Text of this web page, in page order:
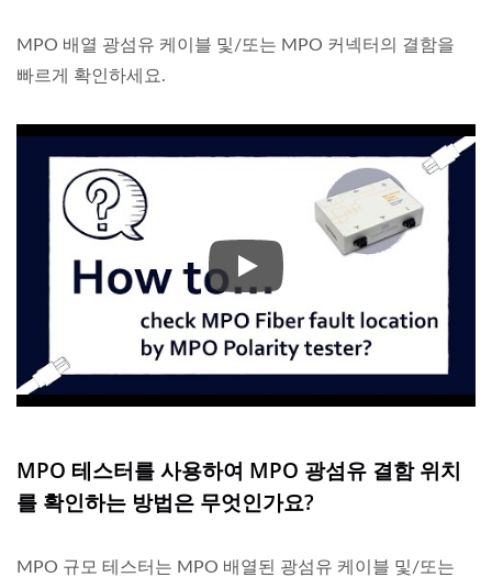
MPO 배열 광섬유 케이블 및/또는 MPO 커넥터의 결함을
빠르게 확인하세요.
MPO 배열 광섬유 케이블 및/
MPO 테스터를 사용하여 MPO 광섬유 결함 위치
를 확인하는 방법은 무엇인가요?
MPO 규모 테스터는 MPO 배열된 광섬유 케이블 및/또는